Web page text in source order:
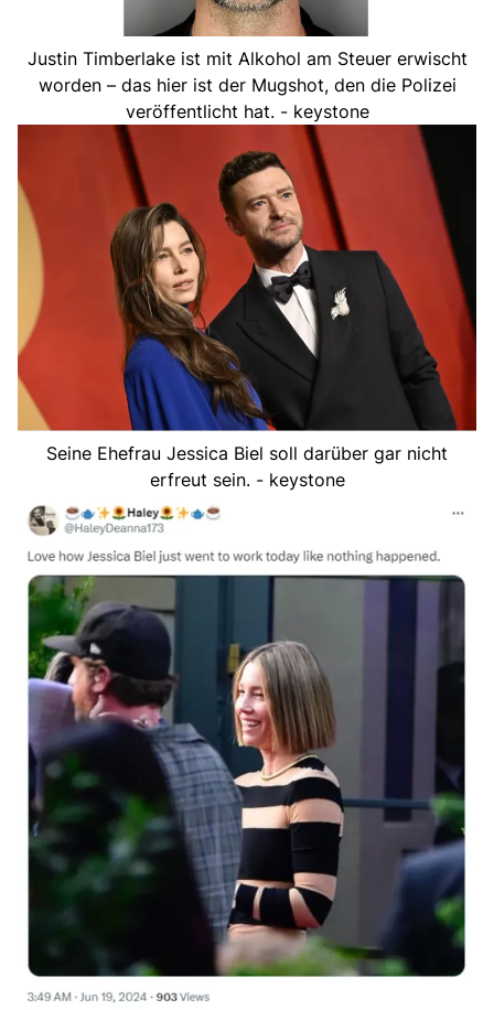
Justin Timberlake ist mit Alkohol am Steuer erwischt
worden – das hier ist der Mugshot, den die Polizei
veröffentlicht hat. - keystone
Seine Ehefrau Jessica Biel soll darüber gar nicht
erfreut sein. - keystone